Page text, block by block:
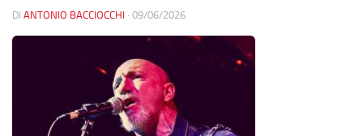
DI ANTONIO BACCIOCCHI · 09/06/2026